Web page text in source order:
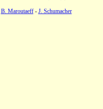
B. Maroutaeff- J. Schumacher